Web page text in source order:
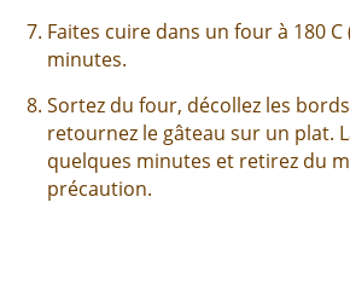
Faites cuire dans un four à 180 C
minutes.
Sortez du four, décollez les
retournez le gâteau sur un plat.
quelques minutes et retirez du
précaution.